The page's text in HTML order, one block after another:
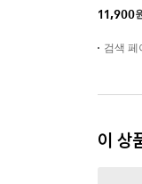
11,900
검색 페
이 상